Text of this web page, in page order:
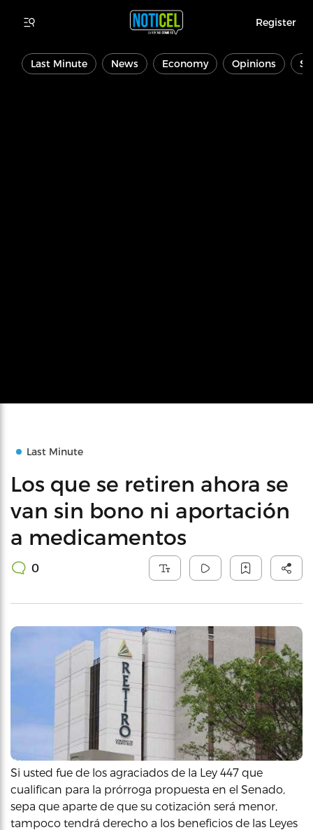
Register
Last Minute News Economy Opinions
Last Minute
Los que se retiren ahora se
van sin bono ni aportación
a medicamentos
0
Si usted fue de los agraciados de la Ley 447 que
cualifican para la prórroga propuesta en el Senado,
sepa que aparte de que su cotización será menor,
tampoco tendrá derecho a los beneficios de las Leyes